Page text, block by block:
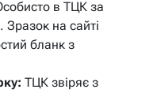
в ТЦК за
Зразок на сайті
бланк з
ТЦК звіряє з